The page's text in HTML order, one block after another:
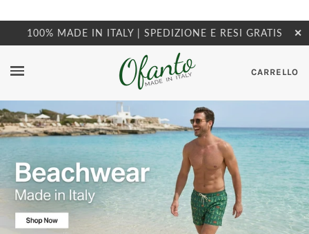
100% MADE IN ITALY | SPEDIZIONE E RESI GRATIS ✕
CARRELLO